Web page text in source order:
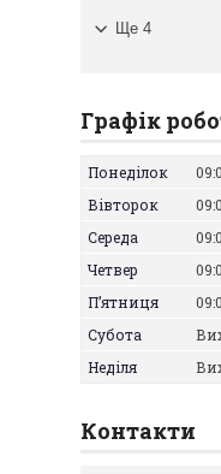
Ще 4
Графік
Понеділок
Вівторок
Середа
Четвер
Пʼятниця
Субота
Неділя
Контакти